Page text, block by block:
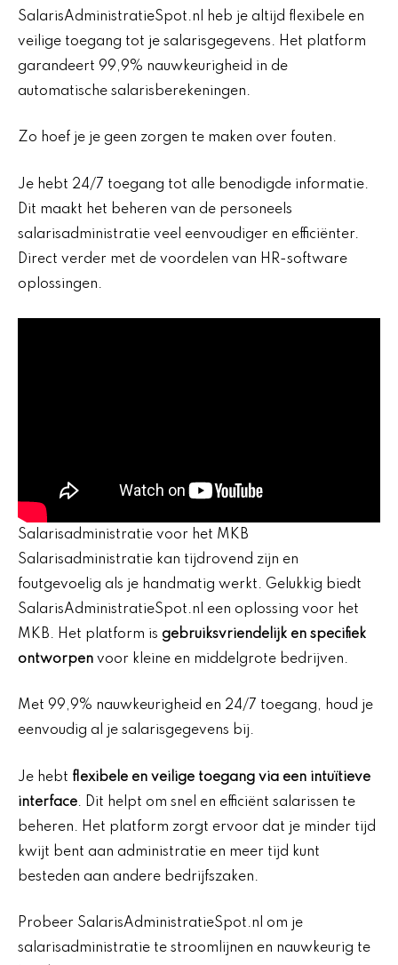
SalarisAdministratieSpot.nl heb je altijd flexibele en
veilige toegang tot je salarisgegevens. Het platform
garandeert 99,9% nauwkeurigheid in de
automatische salarisberekeningen.
Zo hoef je je geen zorgen te maken over fouten.
Je hebt 24/7 toegang tot alle benodigde informatie.
Dit maakt het beheren van de personeels
salarisadministratie veel eenvoudiger en efficiënter.
Direct verder met de voordelen van HR-software
oplossingen.
Salarisadministratie voor het MKB
Salarisadministratie kan tijdrovend zijn en
foutgevoelig als je handmatig werkt. Gelukkig biedt
SalarisAdministratieSpot.nl een oplossing voor het
MKB. Het platform is gebruiksvriendelijk en specifiek
ontworpen voor kleine en middelgrote bedrijven.
Met 99,9% nauwkeurigheid en 24/7 toegang, houd je
eenvoudig al je salarisgegevens bij.
Je hebt flexibele en veilige toegang via een intuïtieve
interface. Dit helpt om snel en efficiënt salarissen te
beheren. Het platform zorgt ervoor dat je minder tijd
kwijt bent aan administratie en meer tijd kunt
besteden aan andere bedrijfszaken.
Probeer SalarisAdministratieSpot.nl om je
salarisadministratie te stroomlijnen en nauwkeurig te